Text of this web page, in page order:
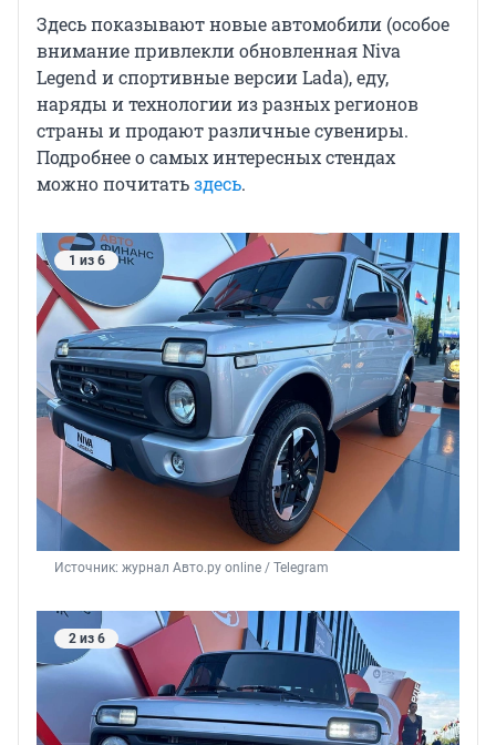
Здесь показывают новые автомобили (особое
внимание привлекли обновленная Niva
Legend и спортивные версии Lada), еду,
наряды и технологии из разных регионов
страны и продают различные сувениры.
Подробнее о самых интересных стендах
можно почитатьздесь.
1 из 6
Источник: журнал Авто.ру online / Telegram
2 из 6